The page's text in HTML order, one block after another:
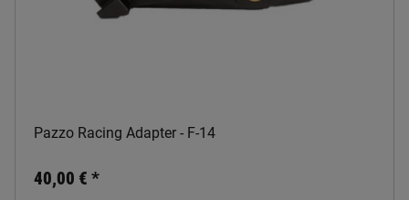
Pazzo Racing Adapter - F-14
40,00 € *